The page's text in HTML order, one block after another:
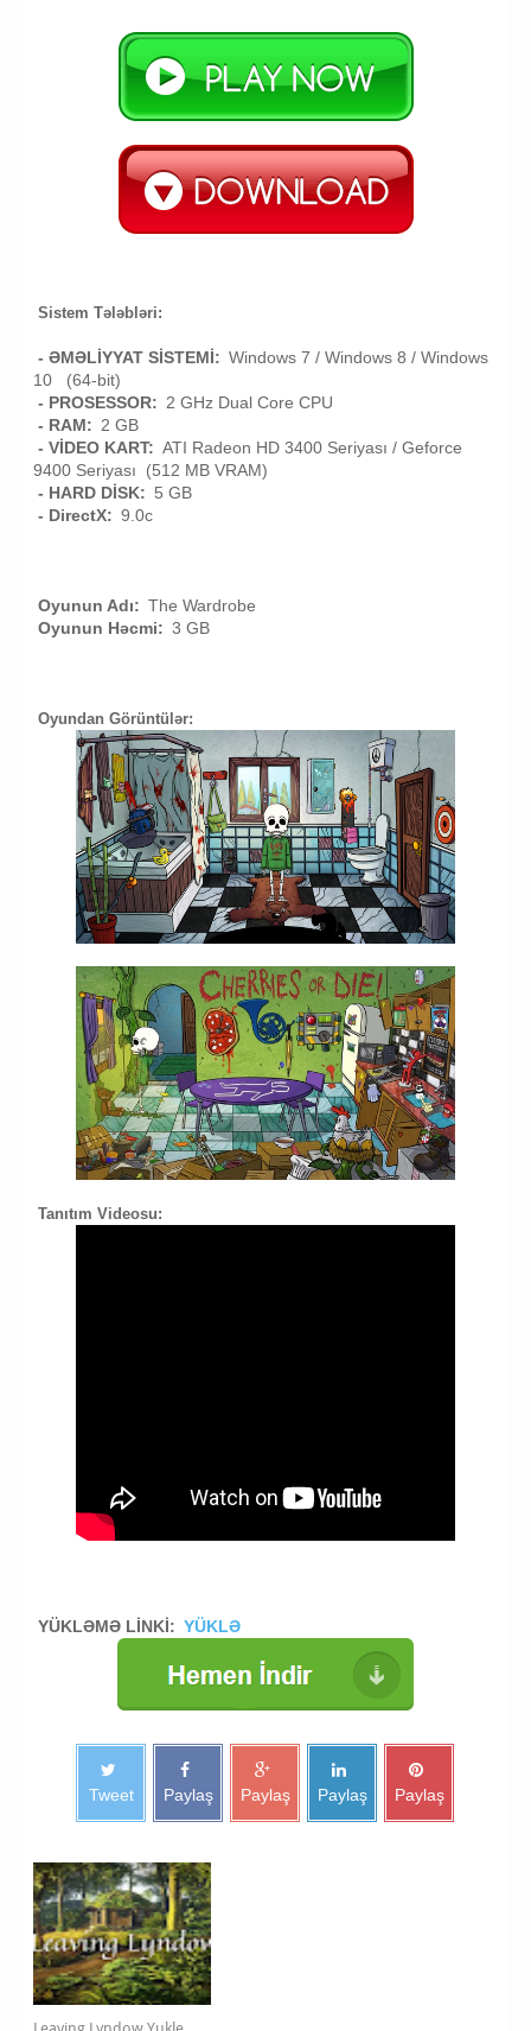
Sistem Tələbləri:
- ƏMƏLİYYAT SİSTEMİ: Windows 7 / Windows 8 / Windows
10 (64-bit)
- PROSESSOR: 2 GHz Dual Core CPU
- RAM: 2 GB
- VİDEO KART: ATI Radeon HD 3400 Seriyası / Geforce
9400 Seriyası (512 MB VRAM)
- HARD DİSK: 5 GB
- DirectX: 9.0c
Oyunun Adı: The Wardrobe
Oyunun Həcmi: 3 GB
Oyundan Görüntülər:
Tanıtım Videosu:
YÜKLƏMƏ LİNKİ: YÜKLƏ
Tweet Paylaş Paylaş Paylaş Paylaş